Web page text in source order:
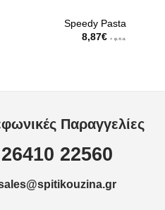
Speedy Pasta
8,87€ + φ.π.α.
Παραγγελίες
26410 22560